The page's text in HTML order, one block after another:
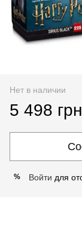
Нет в наличии
5 498 грн
% Войти для